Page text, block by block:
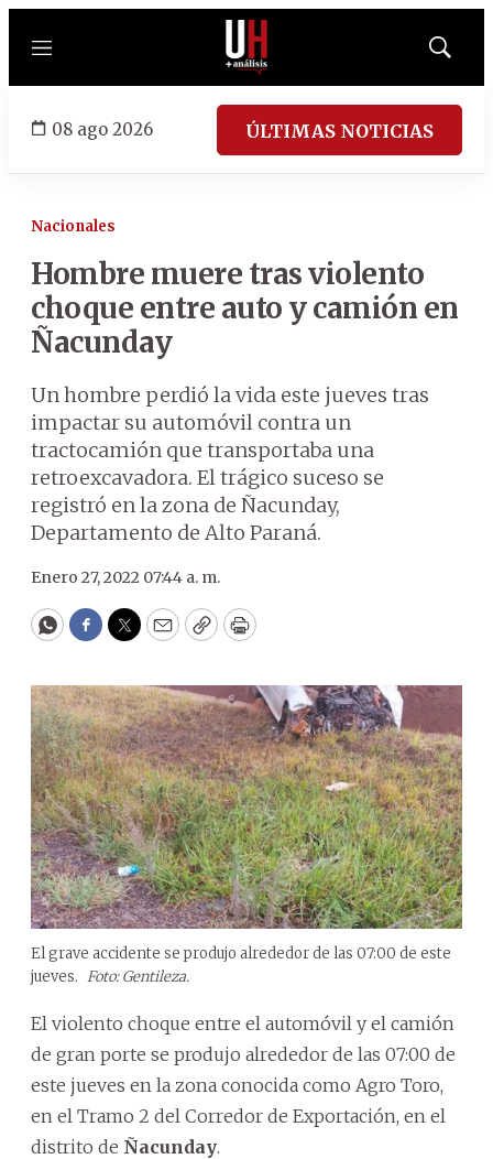
Menú
Mostrar
08 ago 2026 ÚLTIMAS NOTICIAS
Nacionales
Hombre muere tras violento
choque entre auto y camión en
Ñacunday
Un hombre perdió la vida este jueves tras
impactar su automóvil contra un
tractocamión que transportaba una
retroexcavadora. El trágico suceso se
registró en la zona de Ñacunday,
Departamento de Alto Paraná.
Enero 27, 2022 07:44 a. m.
WhatsApp
Facebook
Twitter
EmailCopyPrint
El grave accidente se produjo alrededor de las 07:00 de este
jueves. Foto: Gentileza.
El violento choque entre el automóvil y el camión
de gran porte se produjo alrededor de las 07:00 de
este jueves en la zona conocida como Agro Toro,
en el Tramo 2 del Corredor de Exportación, en el
distrito de Ñacunday.